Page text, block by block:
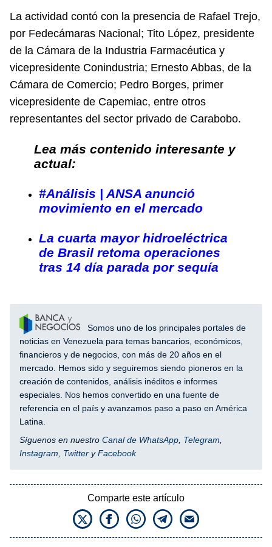
La actividad contó con la presencia de Rafael Trejo,
por Fedecámaras Nacional; Tito López, presidente
de la Cámara de la Industria Farmacéutica y
vicepresidente Conindustria; Ernesto Abbas, de la
Cámara de Comercio; Pedro Borges, primer
vicepresidente de Capemiac, entre otros
representantes del sector privado de Carabobo.
Lea más contenido interesante y
actual:
#Análisis | ANSA anunció
movimiento en el mercado
La cuarta mayor hidroeléctrica
de Brasil retoma operaciones
tras 14 día parada por sequía
Somos uno de los principales portales de
noticias en Venezuela para temas bancarios, económicos,
financieros y de negocios, con más de 20 años en el
mercado. Hemos sido y seguiremos siendo pioneros en la
creación de contenidos, análisis inéditos e informes
especiales. Nos hemos convertido en una fuente de
referencia en el país y avanzamos paso a paso en América
Latina.
Síguenos en nuestro Canal de WhatsApp Telegram
Instagram
Twitter yFacebook
Comparte este artículo